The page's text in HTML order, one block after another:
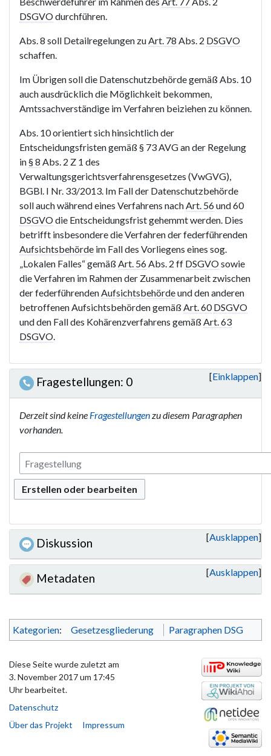
DSGVOdurchführen.
Abs. 8 soll Detailregelungen zu Art. 78 Abs. 2 DSGVO
schaffen.
Im Übrigen soll die Datenschutzbehörde gemäß Abs. 10
auch ausdrücklich die Möglichkeit bekommen,
Amtssachverständige im Verfahren beiziehen zu können.
Abs. 10 orientiert sich hinsichtlich der
Entscheidungsfristen gemäß § 73 AVG an der Regelung
in§ 8 Abs. 2 Z 1 des
Verwaltungsgerichtsverfahrensgesetzes (VwGVG),
BGBl. I Nr. 33/2013. Im Fall der Datenschutzbehörde
soll auch während eines Verfahrens nach Art. 56und 60
DSGVOdie Entscheidungsfrist gehemmt werden. Dies
betrifft insbesondere die Verfahren der federführenden
Aufsichtsbehörde im Fall des Vorliegens eines sog.
„Lokalen Falles“ gemäß Art. 56 Abs. 2 ff DSGVOsowie
die Verfahren im Rahmen der Zusammenarbeit zwischen
der federführenden Aufsichtsbehördeund den anderen
betroffenen Aufsichtsbehörden gemäß Art. 60 DSGVO
und den Fall des Kohärenzverfahrens gemäß Art. 63
DSGVO
Einklappen
Fragestellungen: 0
Derzeit sind keine Fragestellungen zu diesem Paragraphen
vorhanden.
Erstellen oder bearbeiten
Ausklappen
Diskussion
Ausklappen
Metadaten
Kategorien: Gesetzesgliederung Paragraphen DSG
Diese Seite wurde zuletzt am
3. November 2017 um 17:45
Uhr bearbeitet.
Datenschutz
Über das Projekt
Impressum